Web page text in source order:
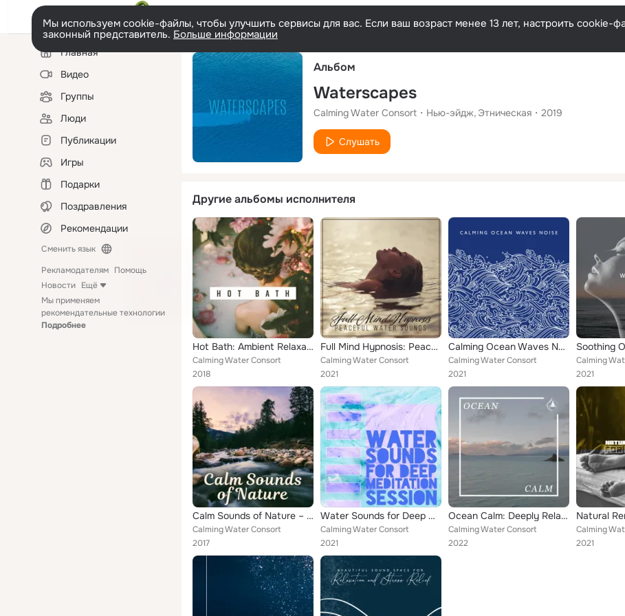
Русский
Мы используем cookie-файлы, чтобы улучшить сервисы для вас. Если ваш возраст менее 13 лет, настроить cookie-
законный представитель. Больше информации
Левая
колонкаГлавная
Видео
Группы
Люди
Публикации
Игры
Подарки
Поздравления
Рекомендации
Сменить язык
Рекламодателям Помощь
Новости Ещё
Мы применяем
рекомендательные технологии
Подробнее
Альбом
Waterscapes
Calming Water Consort Нью-эйдж Этническая 2019
Слушать
Другие альбомы исполнителя
Hot Bath: Ambient Relaxation Music for Bathing, Showering, Relaxing, the Day of the Spa and the Moment of Rest
Calming Water Consort
2018
Full Mind Hypnosis: Peaceful Water Sounds
Calming Water Consort
2021
Calming Ocean Waves Noise: Water Sounds for Relaxing Spa, Deep Breathing, Tranquil Sleep
Calming Water Consort
2021
Calming
2021
Calm Sounds of Nature – Nature Healing Waves, Soft Music to Relax, New Age Rest, Relaxing Walk
Calming Water Consort
2017
Water Sounds for Deep Meditation Session
Calming Water Consort
2021
Ocean Calm: Deeply Relaxing Sounds of Waves and Ocean Noise
Calming Water Consort
2022
Calming
2021